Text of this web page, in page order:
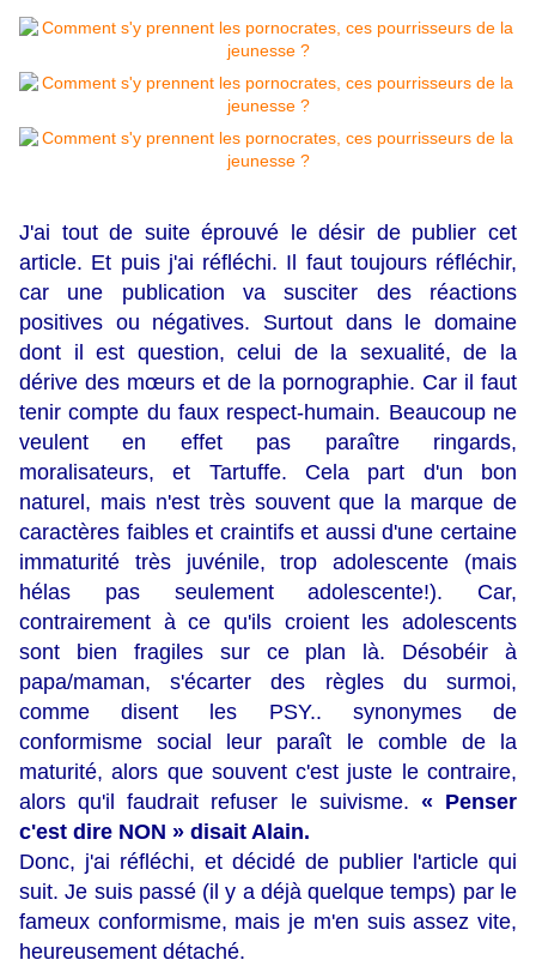
J'ai tout de suite éprouvé le désir de publier cet
article. Et puis j'ai réfléchi. Il faut toujours réfléchir,
car une publication va susciter des réactions
positives ou négatives. Surtout dans le domaine
dont il est question, celui de la sexualité, de la
dérive des mœurs et de la pornographie. Car il faut
tenir compte du faux respect-humain. Beaucoup ne
veulent en effet pas paraître ringards,
moralisateurs, et Tartuffe. Cela part d'un bon
naturel, mais n'est très souvent que la marque de
caractères faibles et craintifs et aussi d'une certaine
immaturité très juvénile, trop adolescente (mais
hélas pas seulement adolescente!). Car,
contrairement à ce qu'ils croient les adolescents
sont bien fragiles sur ce plan là. Désobéir à
papa/maman, s'écarter des règles du surmoi,
comme disent les PSY.. synonymes de
conformisme social leur paraît le comble de la
maturité, alors que souvent c'est juste le contraire,
alors qu'il faudrait refuser le suivisme. « Penser
c'est dire NON » disait Alain.
Donc, j'ai réfléchi, et décidé de publier l'article qui
suit. Je suis passé (il y a déjà quelque temps) par le
fameux conformisme, mais je m'en suis assez vite,
heureusement détaché.